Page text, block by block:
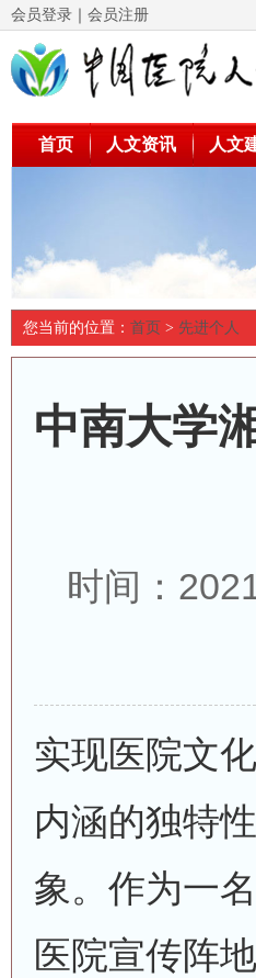
会员登录 ｜ 会员注册
首页 人文资讯 人文
您当前的位置： 首页 > 先进个人
中南大学
时间：
实现医院文
内涵的独特
象。作为一
医院宣传阵